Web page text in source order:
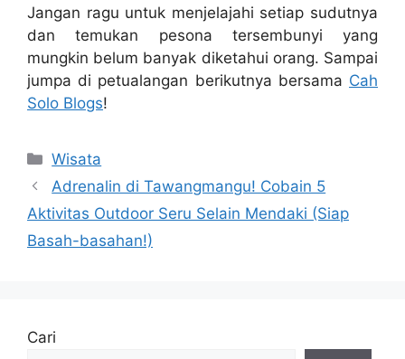
Jangan ragu untuk menjelajahi setiap sudutnya
dan temukan pesona tersembunyi yang
mungkin belum banyak diketahui orang. Sampai
jumpa di petualangan berikutnya bersama Cah
Solo Blogs!
Kategori
Wisata
Adrenalin di Tawangmangu! Cobain 5
Aktivitas Outdoor Seru Selain Mendaki (Siap
Basah-basahan!)
Cari